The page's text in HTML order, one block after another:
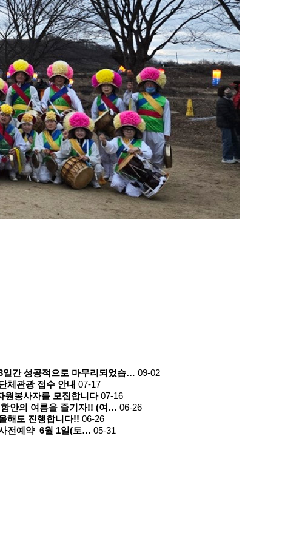
일간 성공적으로 마무리되었습… 09-02
체관광 접수 안내 07-17
원봉사자를 모집합니다 07-16
안의 여름을 즐기자!! (여… 06-26
해도 진행합니다!! 06-26
전예약 ​ 6월 1일(토… 05-31